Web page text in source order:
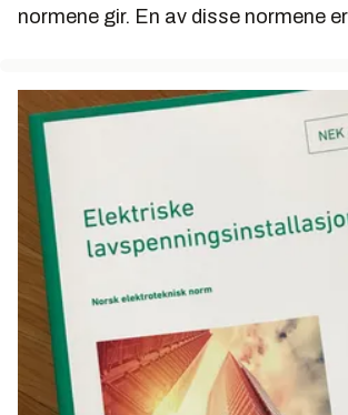
normene gir. En av disse normene